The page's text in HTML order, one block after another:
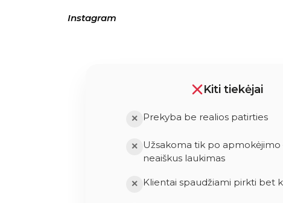
Instagram
Kiti tiekėjai
✕ Prekyba be realios patirties
✕ Užsakoma tik po apmokėjimo
neaiškus laukimas
✕ Klientai spaudžiami pirkti bet